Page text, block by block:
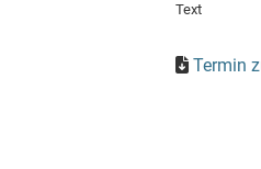
Text
Termin